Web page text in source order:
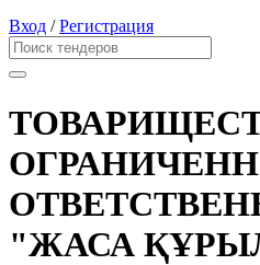
Вход /Регистрация
"ЖАСА